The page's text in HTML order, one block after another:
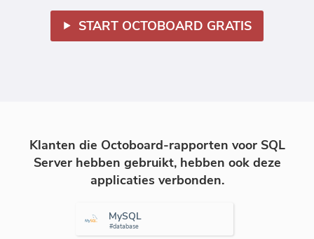
START OCTOBOARD GRATIS
Klanten die Octoboard-rapporten voor SQL
Server hebben gebruikt, hebben ook deze
applicaties verbonden.
MySQL
#database